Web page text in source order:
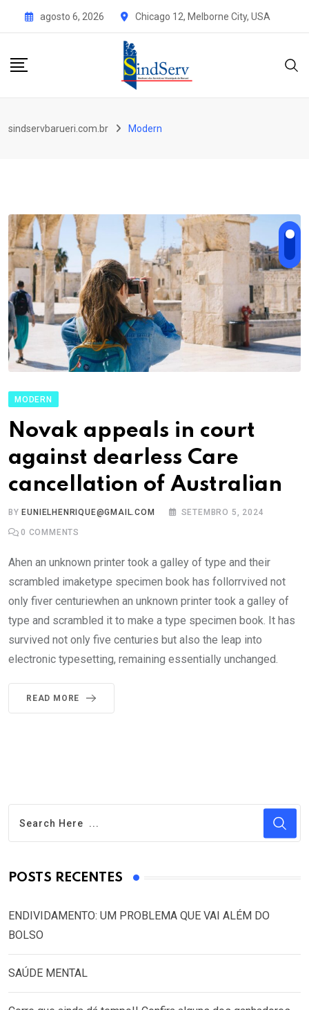
agosto 6, 2026 Chicago 12, Melborne City, USA
sindservbarueri.com.br Modern
MODERN
Novak appeals in court
against dearless Care
cancellation of Australian
BY EUNIELHENRIQUE@GMAIL.COM SETEMBRO 5, 2024
0 COMMENTS
Ahen an unknown printer took a galley of type and their
scrambled imaketype specimen book has follorrvived not
only fiver centuriewhen an unknown printer took a galley of
type and scrambled it to make a type specimen book. It has
survived not only five centuries but also the leap into
electronic typesetting, remaining essentially unchanged.
READ MORE
POSTS RECENTES
ENDIVIDAMENTO: UM PROBLEMA QUE VAI ALÉM DO
BOLSO
SAÚDE MENTAL